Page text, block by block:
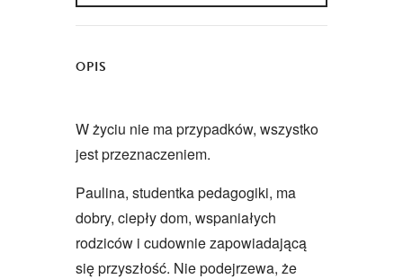
OPIS
W życiu nie ma przypadków, wszystko
jest przeznaczeniem.
Paulina, studentka pedagogiki, ma
dobry, ciepły dom, wspaniałych
rodziców i cudownie zapowiadającą
się przyszłość. Nie podejrzewa, że